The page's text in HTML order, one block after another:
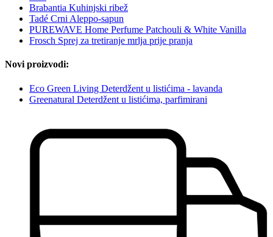
Brabantia Kuhinjski ribež
Tadé Crni Aleppo-sapun
PUREWAVE Home Perfume Patchouli & White Vanilla
Frosch Sprej za tretiranje mrlja prije pranja
Novi proizvodi:
Eco Green Living Deterdžent u listićima - lavanda
Greenatural Deterdžent u listićima, parfimirani